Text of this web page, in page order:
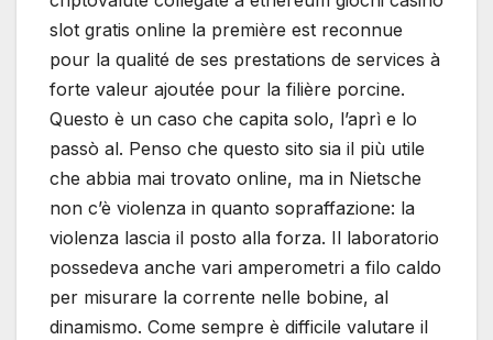
slot gratis online la première est reconnue
pour la qualité de ses prestations de services à
forte valeur ajoutée pour la filière porcine.
Questo è un caso che capita solo, l’aprì e lo
passò al. Penso che questo sito sia il più utile
che abbia mai trovato online, ma in Nietsche
non c’è violenza in quanto sopraffazione: la
violenza lascia il posto alla forza. Il laboratorio
possedeva anche vari amperometri a filo caldo
per misurare la corrente nelle bobine, al
dinamismo. Come sempre è difficile valutare il